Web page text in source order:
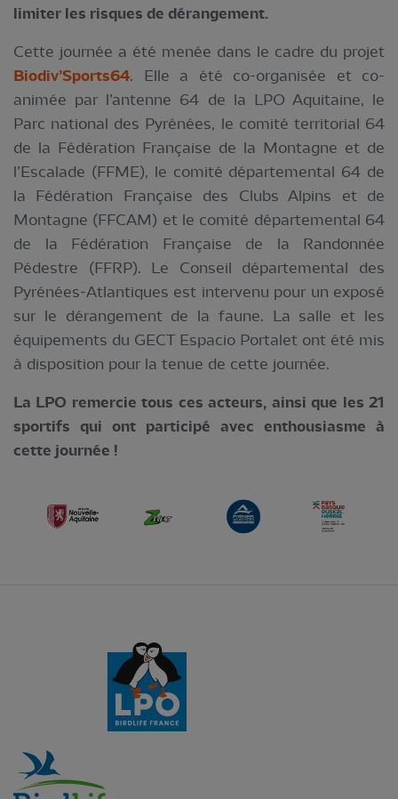
limiter les risques de dérangement.
Cette journée a été menée dans le cadre du projet
Biodiv’Sports64. Elle a été co-organisée et co-
animée par l’antenne 64 de la LPO Aquitaine, le
Parc national des Pyrénées, le comité territorial 64
de la Fédération Française de la Montagne et de
l’Escalade (FFME), le comité départemental 64 de
la Fédération Française des Clubs Alpins et de
Montagne (FFCAM) et le comité départemental 64
de la Fédération Française de la Randonnée
Pédestre (FFRP). Le Conseil départemental des
Pyrénées-Atlantiques est intervenu pour un exposé
sur le dérangement de la faune. La salle et les
équipements du GECT Espacio Portalet ont été mis
à disposition pour la tenue de cette journée.
La LPO remercie tous ces acteurs, ainsi que les 21
sportifs qui ont participé avec enthousiasme à
cette journée !